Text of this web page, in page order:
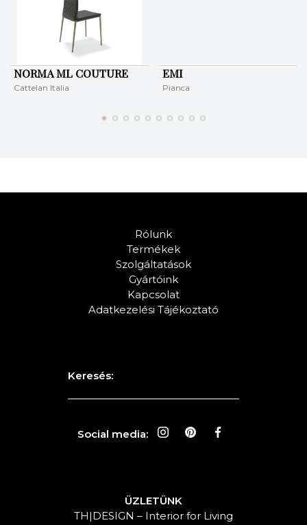
NORMA ML COUTURE
Cattelan Italia
EMI
Pianca
Rólunk
Termékek
Szolgáltatások
Gyártóink
Kapcsolat
Adatkezelési Tájékoztató
Keresés:
Social media:
ÜZLETÜNK
TH|DESIGN – Interior for Living